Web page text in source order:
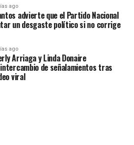
ago
advierte que el Partido Nacional
un desgaste político si no corrige
ago
Arriaga y Linda Donaire
de señalamientos tras
viral